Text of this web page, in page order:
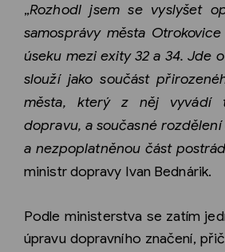
„Rozhodl jsem se vyslyšet
samosprávy města
úseku mezi exity 32 a 34. Jde
slouží jako součást
města, který z něj vyvádí
dopravu, a současné
a nezpoplatněnou část
ministr dopravy Ivan Bednárik.
Podle ministerstva se zatím
úpravu dopravního značení,